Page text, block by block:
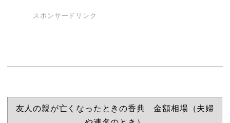
スポンサードリンク
友人の親が亡くなったときの香典 金額相場（夫婦